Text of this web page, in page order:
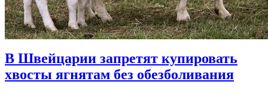
В Швейцарии запретят купировать
хвосты ягнятам без обезболивания